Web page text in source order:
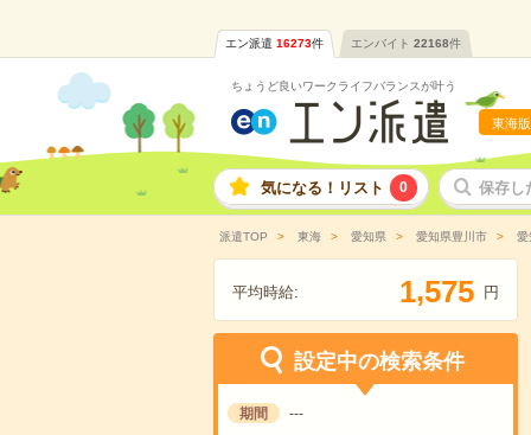
エン派遣 16273件 エンバイト 22168件
ちょうど良いワークライフバランスが叶う
東海版
気になる！リスト 0 保存し
派遣TOP 東海 愛知県 愛知県豊川市 愛
平均時給: 1,575 円
設定中の検索条件
期間 ---